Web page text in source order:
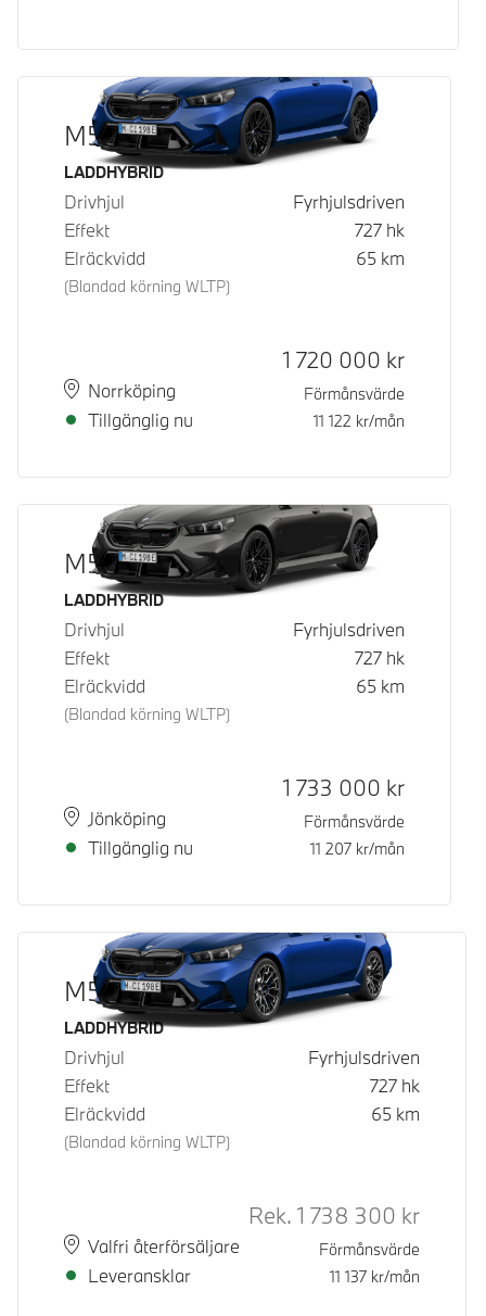
M5 Touring
Bränsle
LADDHYBRID
Drivhjul
Fyrhjulsdriven
Effekt
727 hk
Elräckvidd
(Blandad körning WLTP)
65 km
PlatsNorrköping
Leveranstid
Tillgänglig nu
Kontantpris
1 720 000 kr
Förmånsvärde
11 122 kr/mån
M5 Touring
Bränsle
LADDHYBRID
Drivhjul
Fyrhjulsdriven
Effekt
727 hk
Elräckvidd
(Blandad körning WLTP)
65 km
PlatsJönköping
Leveranstid
Tillgänglig nu
Kontantpris
1 733 000 kr
Förmånsvärde
11 207 kr/mån
M5 Touring
Bränsle
LADDHYBRID
Drivhjul
Fyrhjulsdriven
Effekt
727 hk
Elräckvidd
(Blandad körning WLTP)
65 km
PlatsValfri återförsäljare
Leveranstid
Leveransklar
Rek.
Rek. 1 738 300 kr
Förmånsvärde
11 137 kr/mån